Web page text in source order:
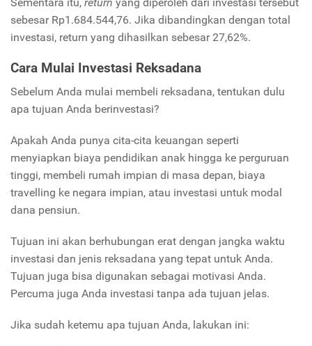
Sementara itu, return yang diperoleh dari investasi tersebut
sebesar Rp1.684.544,76. Jika dibandingkan dengan total
investasi, return yang dihasilkan sebesar 27,62%.
Cara Mulai Investasi Reksadana
Sebelum Anda mulai membeli reksadana, tentukan dulu
apa tujuan Anda berinvestasi?
Apakah Anda punya cita-cita keuangan seperti
menyiapkan biaya pendidikan anak hingga ke perguruan
tinggi, membeli rumah impian di masa depan, biaya
travelling ke negara impian, atau investasi untuk modal
dana pensiun.
Tujuan ini akan berhubungan erat dengan jangka waktu
investasi dan jenis reksadana yang tepat untuk Anda.
Tujuan juga bisa digunakan sebagai motivasi Anda.
Percuma juga Anda investasi tanpa ada tujuan jelas.
Jika sudah ketemu apa tujuan Anda, lakukan ini: